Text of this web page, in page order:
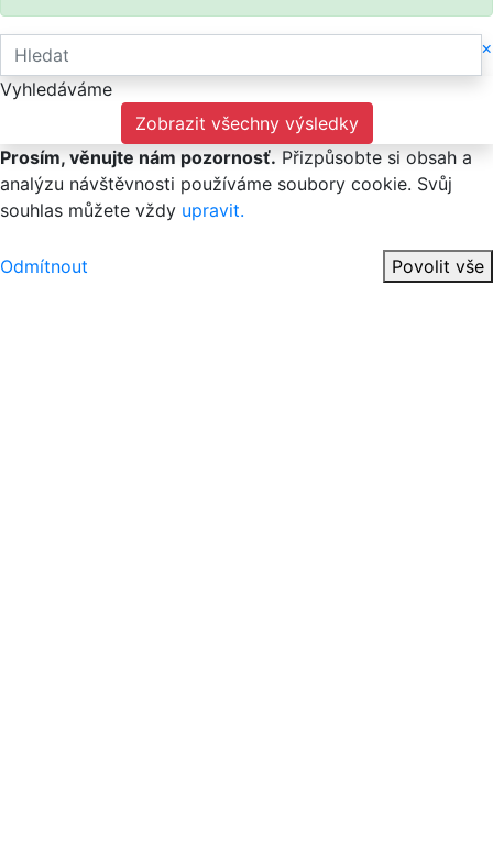
×
Vyhledáváme
Zobrazit všechny výsledky
Prosím, věnujte nám pozornosť. Přizpůsobte si obsah a
analýzu návštěvnosti používáme soubory cookie. Svůj
souhlas můžete vždy upravit.
Odmítnout Povolit vše